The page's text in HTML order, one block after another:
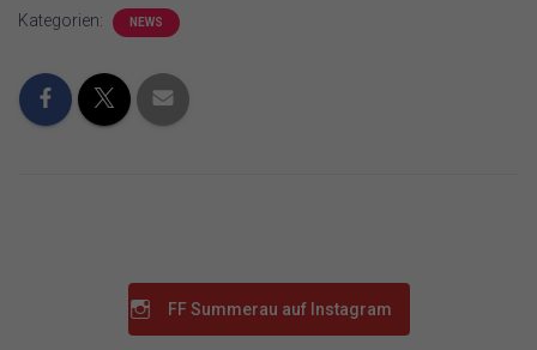
Kategorien: NEWS
FF Summerau auf Instagram